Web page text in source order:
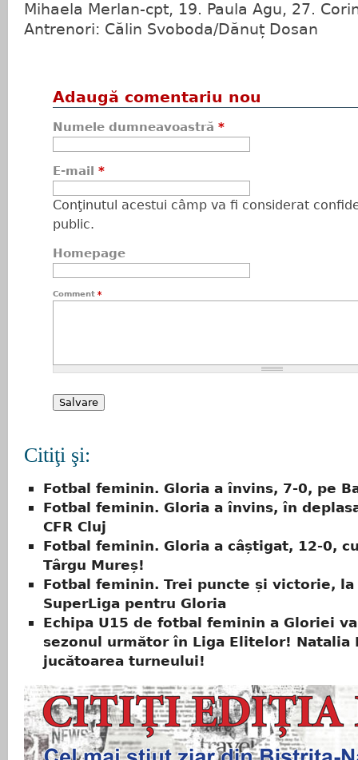
Mihaela Merlan-cpt, 19. Paula Agu, 27.
Antrenori: Călin Svoboda/Dănuț Dosan
Adaugă comentariu nou
Numele dumneavoastră *
E-mail *
Conţinutul acestui câmp va fi considerat
public.
Homepage
Comment *
Citiţi şi:
Fotbal feminin. Gloria a învins, 7-0, pe
Fotbal feminin. Gloria a învins, în
CFR Cluj
Fotbal feminin. Gloria a câștigat, 12-0, cu
Târgu Mureș!
Fotbal feminin. Trei puncte și victorie,
SuperLiga pentru Gloria
Echipa U15 de fotbal feminin a Gloriei
sezonul următor în Liga Elitelor! Natalia
jucătoarea turneului!